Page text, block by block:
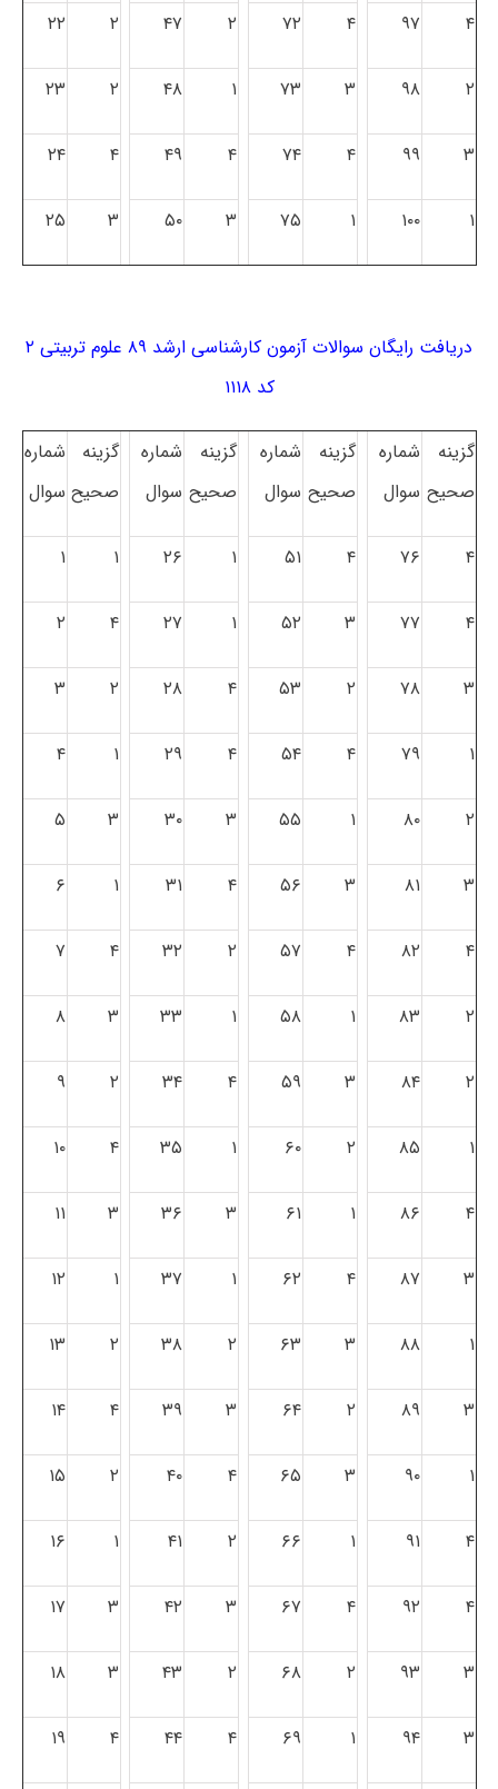
۴ ۹۷ ۴ ۷۲ ۲ ۴۷ ۲ ۲۲
۲ ۹۸ ۳ ۷۳ ۱ ۴۸ ۲ ۲۳
۳ ۹۹ ۴ ۷۴ ۴ ۴۹ ۴ ۲۴
۱ ۱۰۰ ۱ ۷۵ ۳ ۵۰ ۳ ۲۵
دریافت رایگان سوالات آزمون کارشناسی ارشد ۸۹ علوم تربیتی ۲
کد ۱۱۱۸
گزینه
صحیح
شماره
سوال
گزینه
صحیح
شماره
سوال
گزینه
صحیح
شماره
سوال
گزینه
صحیح
شماره
سوال
۴ ۷۶ ۴ ۵۱ ۱ ۲۶ ۱ ۱
۴ ۷۷ ۳ ۵۲ ۱ ۲۷ ۴ ۲
۳ ۷۸ ۲ ۵۳ ۴ ۲۸ ۲ ۳
۱ ۷۹ ۴ ۵۴ ۴ ۲۹ ۱ ۴
۲ ۸۰ ۱ ۵۵ ۳ ۳۰ ۳ ۵
۳ ۸۱ ۳ ۵۶ ۴ ۳۱ ۱ ۶
۴ ۸۲ ۴ ۵۷ ۲ ۳۲ ۴ ۷
۲ ۸۳ ۱ ۵۸ ۱ ۳۳ ۳ ۸
۲ ۸۴ ۳ ۵۹ ۴ ۳۴ ۲ ۹
۱ ۸۵ ۲ ۶۰ ۱ ۳۵ ۴ ۱۰
۴ ۸۶ ۱ ۶۱ ۳ ۳۶ ۳ ۱۱
۳ ۸۷ ۴ ۶۲ ۱ ۳۷ ۱ ۱۲
۱ ۸۸ ۳ ۶۳ ۲ ۳۸ ۲ ۱۳
۳ ۸۹ ۲ ۶۴ ۳ ۳۹ ۴ ۱۴
۱ ۹۰ ۳ ۶۵ ۴ ۴۰ ۲ ۱۵
۴ ۹۱ ۱ ۶۶ ۲ ۴۱ ۱ ۱۶
۴ ۹۲ ۴ ۶۷ ۳ ۴۲ ۳ ۱۷
۳ ۹۳ ۲ ۶۸ ۲ ۴۳ ۳ ۱۸
۳ ۹۴ ۱ ۶۹ ۴ ۴۴ ۴ ۱۹